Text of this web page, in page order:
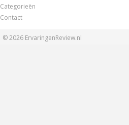
Categorieën
Contact
© 2026 ErvaringenReview.nl